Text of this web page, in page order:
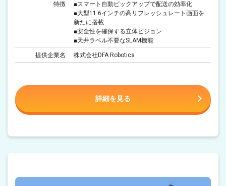
特徴
■スマート自動ピックアップで配送の効率化
■大型11.6インチの高リフレッシュレート画面を
新たに搭載
■安全性を確保する立体ビジョン
■天井ラベル不要なSLAM機能
提供企業名 株式会社DFA Robotics
詳細を見る